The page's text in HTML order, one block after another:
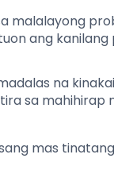
malalayong
ang
na
sa mahihirap
mas